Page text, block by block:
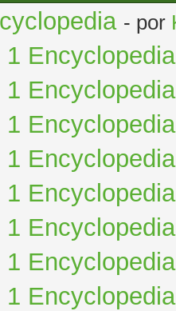
- por
1 Encyclopedia
1 Encyclopedia
1 Encyclopedia
1 Encyclopedia
1 Encyclopedia
1 Encyclopedia
1 Encyclopedia
1 Encyclopedia